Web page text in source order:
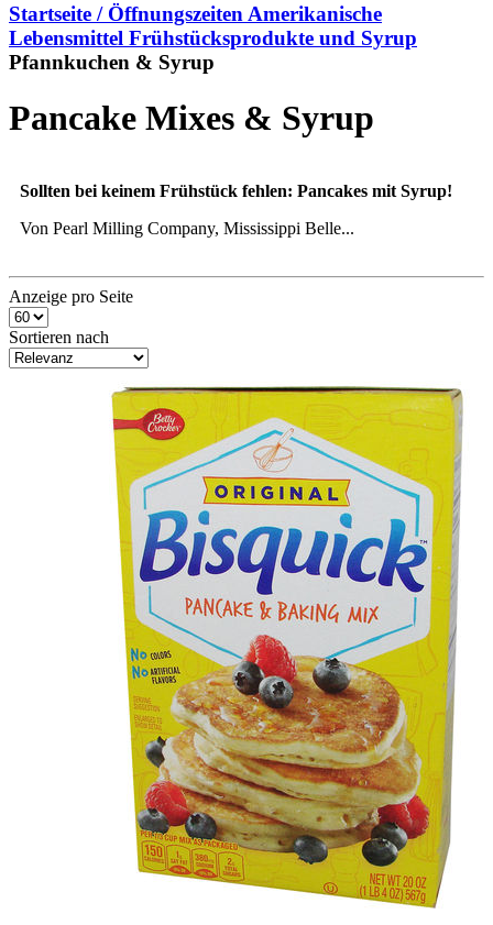
Startseite / Öffnungszeiten Amerikanische
Lebensmittel Frühstücksprodukte und Syrup
Pfannkuchen & Syrup
Pancake Mixes & Syrup
Sollten bei keinem Frühstück fehlen: Pancakes mit Syrup!
Von Pearl Milling Company, Mississippi Belle...
Anzeige pro Seite
Sortieren nach